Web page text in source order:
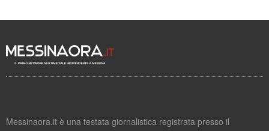
Messinaora.it è una testata giornalistica registrata presso il